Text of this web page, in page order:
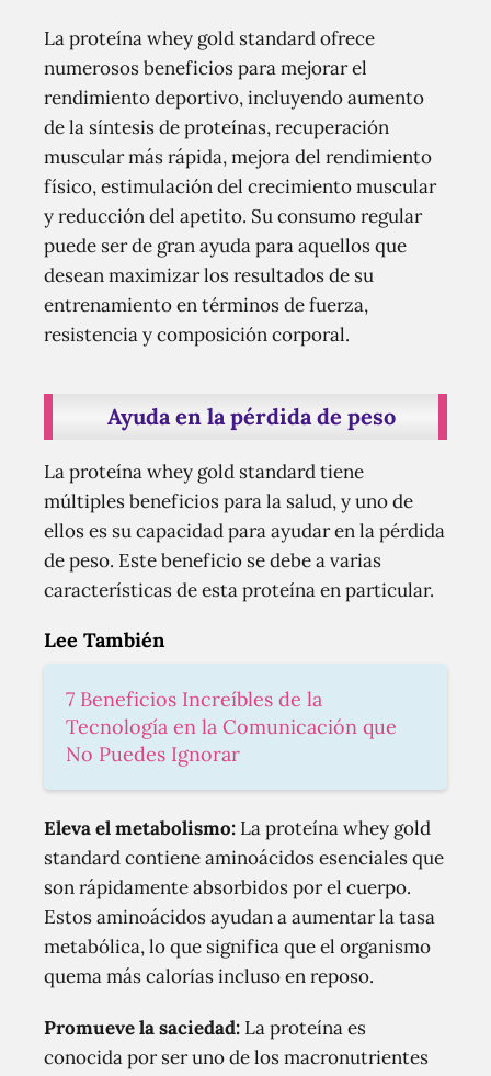
La proteína whey gold standard ofrece
numerosos beneficios para mejorar el
rendimiento deportivo, incluyendo aumento
de la síntesis de proteínas, recuperación
muscular más rápida, mejora del rendimiento
físico, estimulación del crecimiento muscular
y reducción del apetito. Su consumo regular
puede ser de gran ayuda para aquellos que
desean maximizar los resultados de su
entrenamiento en términos de fuerza,
resistencia y composición corporal.
Ayuda en la pérdida de peso
La proteína whey gold standard tiene
múltiples beneficios para la salud, y uno de
ellos es su capacidad para ayudar en la pérdida
de peso. Este beneficio se debe a varias
características de esta proteína en particular.
Lee También
7 Beneficios Increíbles de la
Tecnología en la Comunicación que
No Puedes Ignorar
Eleva el metabolismo: La proteína whey gold
standard contiene aminoácidos esenciales que
son rápidamente absorbidos por el cuerpo.
Estos aminoácidos ayudan a aumentar la tasa
metabólica, lo que significa que el organismo
quema más calorías incluso en reposo.
Promueve la saciedad: La proteína es
conocida por ser uno de los macronutrientes